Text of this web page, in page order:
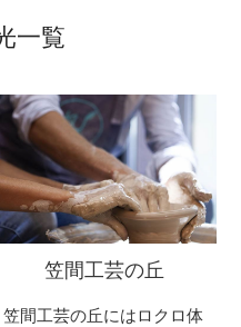
一覧
笠間工芸の丘
笠間工芸の丘にはロクロ体